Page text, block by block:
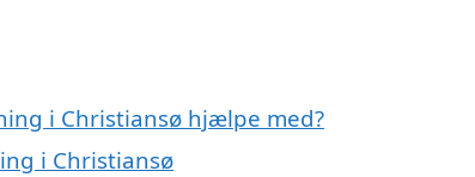
i Christiansø hjælpe med?
i Christiansø